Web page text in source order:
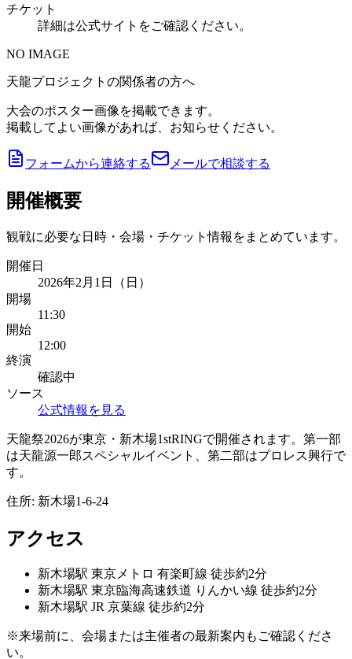
チケット
詳細は公式サイトをご確認ください。
NO IMAGE
天龍プロジェクトの関係者の方へ
大会のポスター画像を掲載できます。
掲載してよい画像があれば、お知らせください。
フォームから連絡する メールで相談する
開催概要
観戦に必要な日時・会場・チケット情報をまとめています。
開催日
2026年2月1日（日）
開場
11:30
開始
12:00
終演
確認中
ソース
公式情報を見る
天龍祭2026が東京・新木場1stRINGで開催されます。第一部
は天龍源一郎スペシャルイベント、第二部はプロレス興行で
す。
住所: 新木場1-6-24
アクセス
新木場駅 東京メトロ 有楽町線 徒歩約2分
新木場駅 東京臨海高速鉄道 りんかい線 徒歩約2分
新木場駅 JR 京葉線 徒歩約2分
※来場前に、会場または主催者の最新案内もご確認くださ
い。